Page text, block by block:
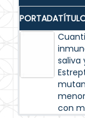
PORTADA
saliva
con